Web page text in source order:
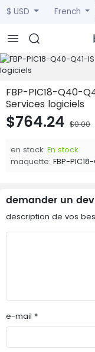
$ USD French
FBP-PIC18-Q40-
Services logiciels
$764.24 $0.00
en stock: En stock
maquette: FBP-
demander un
description de vos
e-mail *